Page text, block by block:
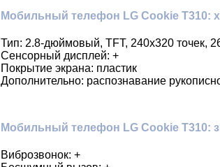
Мобильный телефон LG Cookie T310:
Тип: 2.8-дюймовый, TFT, 240х320 точек,
Сенсорный дисплей: +
Покрытие экрана: пластик
Дополнительно: распознавание
Мобильный телефон LG Cookie T310:
Виброзвонок: +